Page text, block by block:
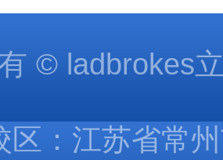
© ladbrokes
区：江苏省常